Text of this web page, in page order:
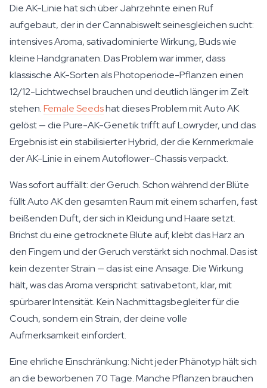
Die AK-Linie hat sich über Jahrzehnte einen Ruf
aufgebaut, der in der Cannabiswelt seinesgleichen sucht:
intensives Aroma, sativadominierte Wirkung, Buds wie
kleine Handgranaten. Das Problem war immer, dass
klassische AK-Sorten als Photoperiode-Pflanzen einen
12/12-Lichtwechsel brauchen und deutlich länger im Zelt
stehen.Female Seedshat dieses Problem mit Auto AK
gelöst — die Pure-AK-Genetik trifft auf Lowryder, und das
Ergebnis ist ein stabilisierter Hybrid, der die Kernmerkmale
der AK-Linie in einem Autoflower-Chassis verpackt.
Was sofort auffällt: der Geruch. Schon während der Blüte
füllt Auto AK den gesamten Raum mit einem scharfen, fast
beißenden Duft, der sich in Kleidung und Haare setzt.
Brichst du eine getrocknete Blüte auf, klebt das Harz an
den Fingern und der Geruch verstärkt sich nochmal. Das ist
kein dezenter Strain — das ist eine Ansage. Die Wirkung
hält, was das Aroma verspricht: sativabetont, klar, mit
spürbarer Intensität. Kein Nachmittagsbegleiter für die
Couch, sondern ein Strain, der deine volle
Aufmerksamkeit einfordert.
Eine ehrliche Einschränkung: Nicht jeder Phänotyp hält sich
an die beworbenen 70 Tage. Manche Pflanzen brauchen